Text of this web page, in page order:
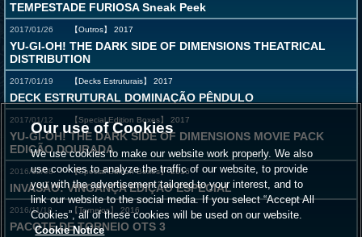
TEMPESTADE FURIOSA Sneak Peek
2017/01/26 【Outros】 2017
YU-GI-OH! THE DARK SIDE OF DIMENSIONS THEATRICAL
DISTRIBUTION
2017/01/19 【Decks Estruturais】 2017
DECK ESTRUTURAL DOMINAÇÃO PÊNDULO
2017/01/12 【Special Edition Boxes】 2017
YU-GI-OH! THE DARK SIDE OF DIMENSIONS MOVIE PACK
EDIÇÃO DOURADA
2016/12/08 【Special Edition Boxes】 2016
INVASÃO: VINGANÇA EDIÇÃO ESPECIAL
2016/11/18 【Torneios】 2016
PACOTE DE TORNEIO OTS 3
Our use of Cookies
We use cookies to make our website work properly. We also
use cookies to analyze the traffic of our website, to provide
you with the advertisement tailored to your interest, and to
link our website to the social media. If you select “Accept All
Cookies”, all of these cookies will be used on our website.
Cookie Notice